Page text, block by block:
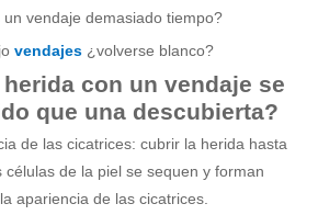
vendaje demasiado tiempo?
vendajes ¿volverse blanco?
con un vendaje se
que una descubierta?
de las cicatrices: cubrir la herida hasta
de la piel se sequen y forman
apariencia de las cicatrices.